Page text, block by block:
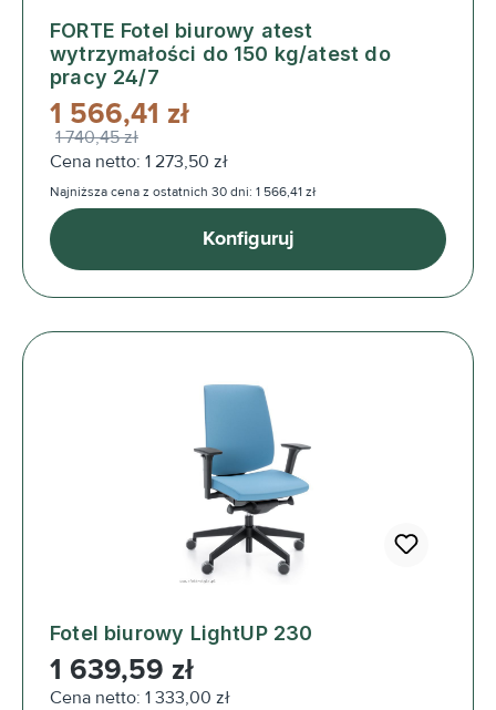
FORTE Fotel biurowy atest
wytrzymałości do 150 kg/atest do
pracy 24/7
1 566,41 zł
1 740,45 zł
Cena netto: 1 273,50 zł
Najniższa cena z ostatnich 30 dni: 1 566,41 zł
Konfiguruj
Fotel biurowy LightUP 230
Cena regularna:
1 639,59 zł
Cena netto: 1 333,00 zł